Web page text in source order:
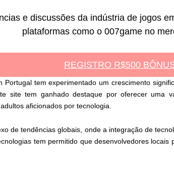
e discussões da indústria de jogos
plataformas como o 007game no
REGISTRO R$500
tem experimentado um crescimento
site tem ganhado destaque por oferecer uma
aficionados por tecnologia.
de tendências globais, onde a integração de
tem permitido que desenvolvedores